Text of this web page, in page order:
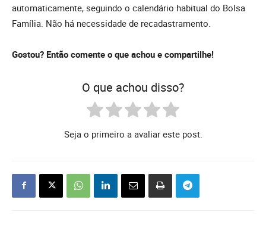
automaticamente, seguindo o calendário habitual do Bolsa
Família. Não há necessidade de recadastramento.
Gostou? Então comente o que achou e compartilhe!
O que achou disso?
Seja o primeiro a avaliar este post.